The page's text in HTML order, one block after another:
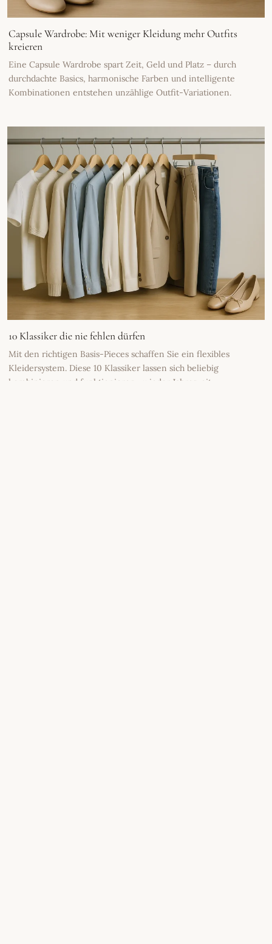
Capsule Wardrobe: Mit weniger Kleidung mehr Outfits
kreieren
Eine Capsule Wardrobe spart Zeit, Geld und Platz – durch
durchdachte Basics, harmonische Farben und intelligente
Kombinationen entstehen unzählige Outfit-Variationen.
10 Klassiker die nie fehlen dürfen
Mit den richtigen Basis-Pieces schaffen Sie ein flexibles
Kleidersystem. Diese 10 Klassiker lassen sich beliebig
kombinieren und funktionieren zu jeder Jahreszeit.